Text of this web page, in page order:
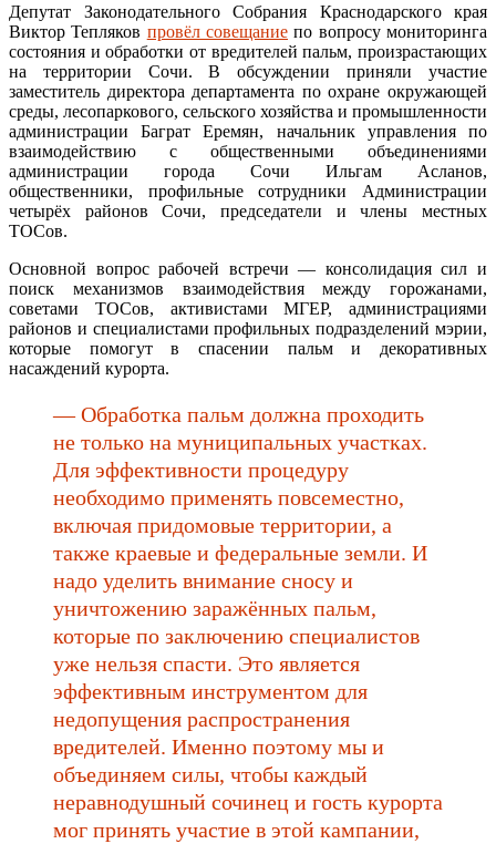
Депутат Законодательного Собрания Краснодарского края
Виктор Тепляков провёл совещание по вопросу мониторинга
состояния и обработки от вредителей пальм, произрастающих
на территории Сочи. В обсуждении приняли участие
заместитель директора департамента по охране окружающей
среды, лесопаркового, сельского хозяйства и промышленности
администрации Баграт Еремян, начальник управления по
взаимодействию с общественными объединениями
администрации города Сочи Ильгам Асланов,
общественники, профильные сотрудники Администрации
четырёх районов Сочи, председатели и члены местных
ТОСов.
Основной вопрос рабочей встречи — консолидация сил и
поиск механизмов взаимодействия между горожанами,
советами ТОСов, активистами МГЕР, администрациями
районов и специалистами профильных подразделений мэрии,
которые помогут в спасении пальм и декоративных
насаждений курорта.
— Обработка пальм должна проходить
не только на муниципальных участках.
Для эффективности процедуру
необходимо применять повсеместно,
включая придомовые территории, а
также краевые и федеральные земли. И
надо уделить внимание сносу и
уничтожению заражённых пальм,
которые по заключению специалистов
уже нельзя спасти. Это является
эффективным инструментом для
недопущения распространения
вредителей. Именно поэтому мы и
объединяем силы, чтобы каждый
неравнодушный сочинец и гость курорта
мог принять участие в этой кампании,